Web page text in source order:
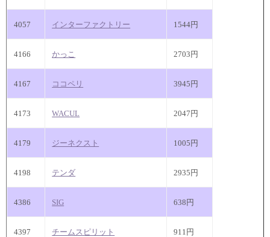
4057 インターファクトリー 1544円
4166 かっこ 2703円
4167 ココペリ 3945円
4173 WACUL 2047円
4179 ジーネクスト 1005円
4198 テンダ 2935円
4386 SIG 638円
4397 チームスピリット 911円